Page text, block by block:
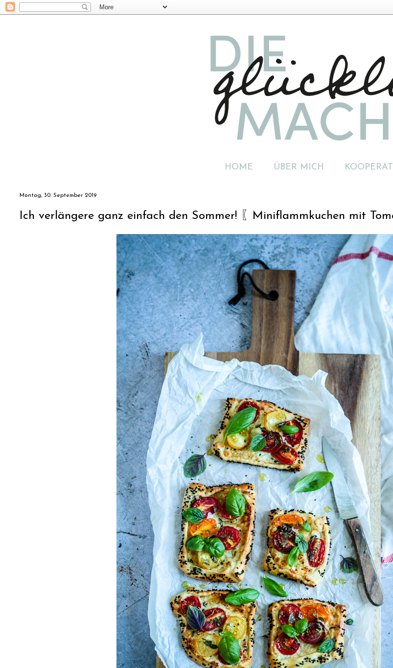
HOME ÜBER MICH
Montag, 30. September 2019
Ich verlängere ganz einfach den Sommer! 〖Miniflammkuchen mit